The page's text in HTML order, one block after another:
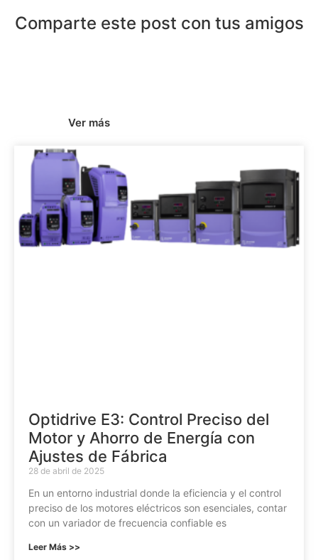
Comparte este post con tus amigos
Ver más
Optidrive E3: Control Preciso del
Motor y Ahorro de Energía con
Ajustes de Fábrica
28 de abril de 2025
En un entorno industrial donde la eficiencia y el control
preciso de los motores eléctricos son esenciales, contar
con un variador de frecuencia confiable es
Leer Más >>